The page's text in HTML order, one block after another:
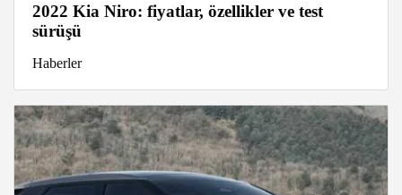
2022 Kia Niro: fiyatlar, özellikler ve test
sürüşü
Haberler